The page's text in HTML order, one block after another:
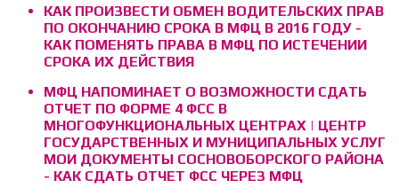
КАК ПРОИЗВЕСТИ ОБМЕН ВОДИТЕЛЬСКИХ ПРАВ
ПО ОКОНЧАНИЮ СРОКА В МФЦ В 2016 ГОДУ -
КАК ПОМЕНЯТЬ ПРАВА В МФЦ ПО ИСТЕЧЕНИИ
СРОКА ИХ ДЕЙСТВИЯ
МФЦ НАПОМИНАЕТ О ВОЗМОЖНОСТИ СДАТЬ
ОТЧЕТ ПО ФОРМЕ 4 ФСС В
МНОГОФУНКЦИОНАЛЬНЫХ ЦЕНТРАХ | ЦЕНТР
ГОСУДАРСТВЕННЫХ И МУНИЦИПАЛЬНЫХ УСЛУГ
МОИ ДОКУМЕНТЫ СОСНОВОБОРСКОГО РАЙОНА
- КАК СДАТЬ ОТЧЕТ ФСС ЧЕРЕЗ МФЦ